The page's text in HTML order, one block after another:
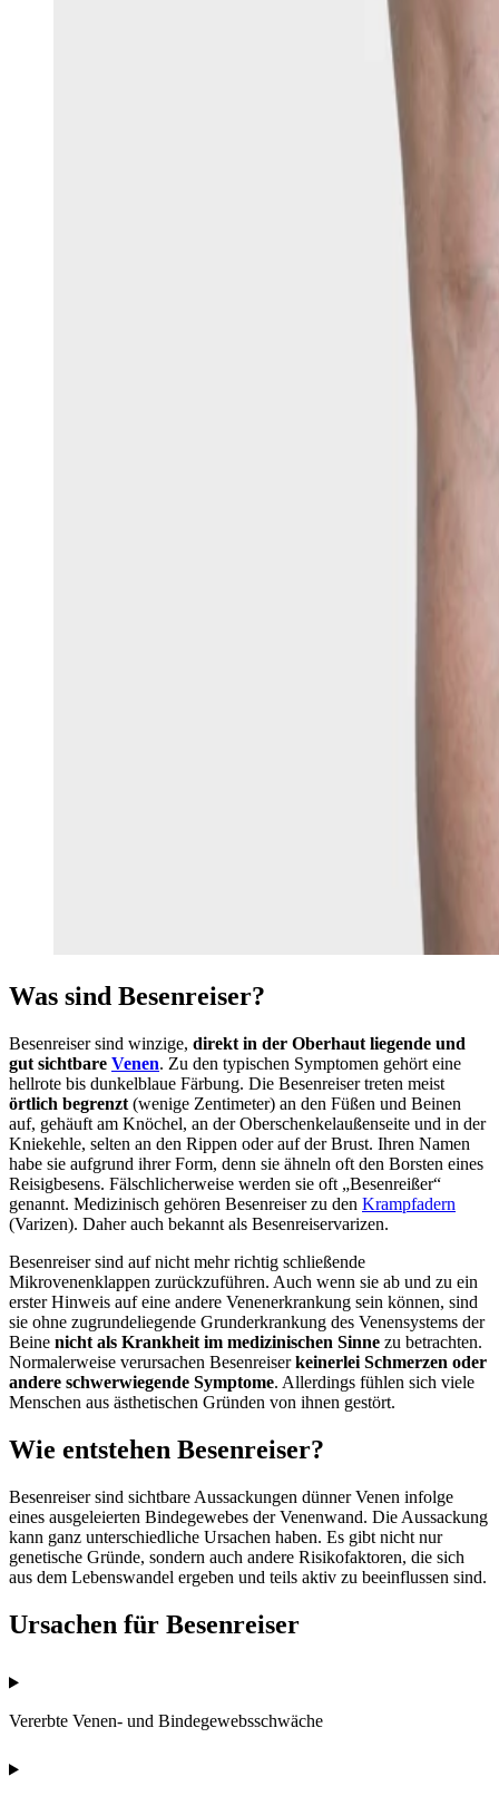
Was sind Besenreiser?
Besenreiser sind winzige, direkt in der Oberhaut liegende und
gut sichtbare Venen. Zu den typischen Symptomen gehört eine
hellrote bis dunkelblaue Färbung. Die Besenreiser treten meist
örtlich begrenzt (wenige Zentimeter) an den Füßen und Beinen
auf, gehäuft am Knöchel, an der Oberschenkelaußenseite und in der
Kniekehle, selten an den Rippen oder auf der Brust. Ihren Namen
habe sie aufgrund ihrer Form, denn sie ähneln oft den Borsten eines
Reisigbesens. Fälschlicherweise werden sie oft „Besenreißer“
genannt. Medizinisch gehören Besenreiser zu den Krampfadern
(Varizen). Daher auch bekannt als Besenreiservarizen.
Besenreiser sind auf nicht mehr richtig schließende
Mikrovenenklappen zurückzuführen. Auch wenn sie ab und zu ein
erster Hinweis auf eine andere Venenerkrankung sein können, sind
sie ohne zugrundeliegende Grunderkrankung des Venensystems der
Beine nicht als Krankheit im medizinischen Sinne zu betrachten.
Normalerweise verursachen Besenreiserkeinerlei Schmerzen oder
andere schwerwiegende Symptome. Allerdings fühlen sich viele
Menschen aus ästhetischen Gründen von ihnen gestört.
Wie entstehen Besenreiser?
Besenreiser sind sichtbare Aussackungen dünner Venen infolge
eines ausgeleierten Bindegewebes der Venenwand. Die Aussackung
kann ganz unterschiedliche Ursachen haben. Es gibt nicht nur
genetische Gründe, sondern auch andere Risikofaktoren, die sich
aus dem Lebenswandel ergeben und teils aktiv zu beeinflussen sind.
Ursachen für Besenreiser
Vererbte Venen- und Bindegewebsschwäche